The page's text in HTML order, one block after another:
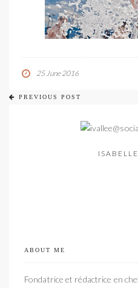
25 June 2016
PREVIOUS POST
ABOUT ME
Fondatrice et rédactrice en